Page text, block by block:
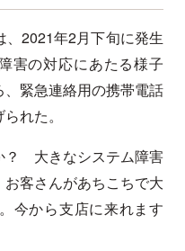
2021年2月下旬に発生
害の対応にあたる様子
緊急連絡用の携帯電話
れた。
？ 大きなシステム障害
客さんがあちこちで大
今から支店に来れます